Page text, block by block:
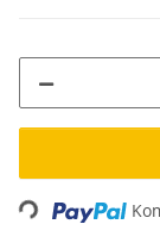
Loading...